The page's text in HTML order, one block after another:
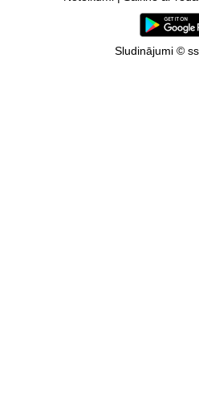
Sludinājumi ©